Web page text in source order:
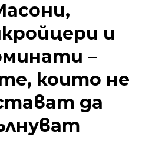
и
–
които не
да